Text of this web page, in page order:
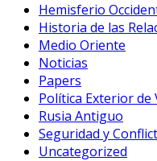
Hemisferio
Historia de las
Medio Oriente
Noticias
Papers
Política Exterior de
Rusia Antiguo
Seguridad y
Uncategorized